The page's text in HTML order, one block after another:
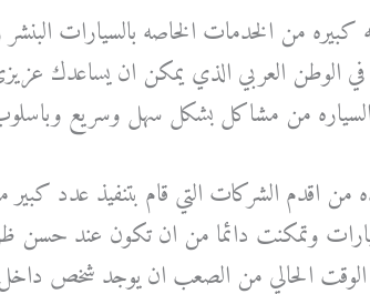
كبيره من الخدمات الخاصه بالسيارات
الوطن العربي الذي يمكن ان يساعدك
من مشاكل بشكل سهل وسريع
اقدم الشركات التي قام بتنفيذ عدد
وتمكنت دائما من ان تكون عند حسن
الوقت الحالي من الصعب ان يوجد شخص